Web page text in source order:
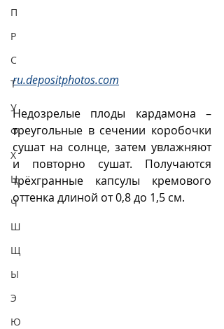
П
Р
С
Т
У
Ф
Х
Ц
Ч
Ш
Щ
Ы
Э
Ю
ru.depositphotos.com
Недозрелые плоды кардамона –
треугольные в сечении коробочки
сушат на солнце, затем увлажняют
и повторно сушат. Получаются
трёхгранные капсулы кремового
оттенка длиной от 0,8 до 1,5 см.